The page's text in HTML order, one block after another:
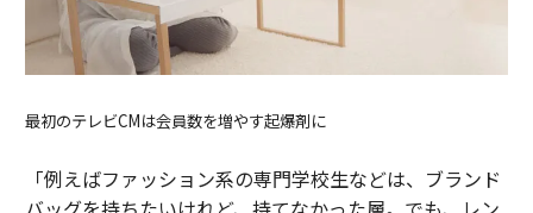
最初のテレビCMは会員数を増やす起爆剤に
「例えばファッション系の専門学校生などは、ブランド